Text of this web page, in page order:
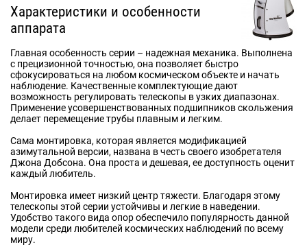
Характеристики и особенности
аппарата
Главная особенность серии – надежная механика. Выполнена
с прецизионной точностью, она позволяет быстро
сфокусироваться на любом космическом объекте и начать
наблюдение. Качественные комплектующие дают
возможность регулировать телескопы в узких диапазонах.
Применение усовершенствованных подшипников скольжения
делает перемещение трубы плавным и легким.
Сама монтировка, которая является модификацией
азимутальной версии, названа в честь своего изобретателя
Джона Добсона. Она проста и дешевая, ее доступность оценит
каждый любитель.
Монтировка имеет низкий центр тяжести. Благодаря этому
телескопы этой серии устойчивы и легкие в наведении.
Удобство такого вида опор обеспечило популярность данной
модели среди любителей космических наблюдений по всему
миру.